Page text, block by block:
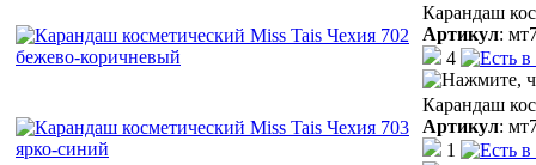
Карандаш
Артикул:
4
Карандаш
Артикул:
1